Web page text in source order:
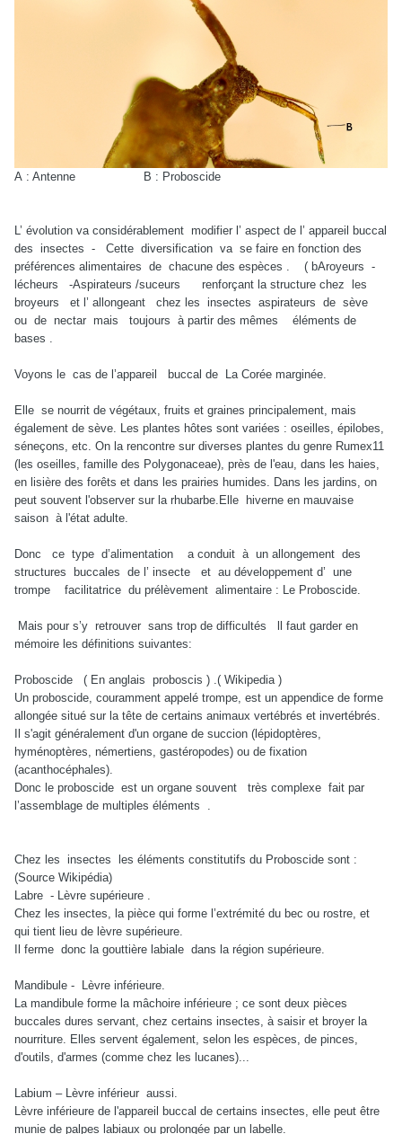
A : Antenne B : Proboscide
L’ évolution va considérablement modifier l’ aspect de l’ appareil buccal
des insectes - Cette diversification va se faire en fonction des
préférences alimentaires de chacune des espèces . ( bAroyeurs -
lécheurs -Aspirateurs /suceurs renforçant la structure chez les
broyeurs et l’ allongeant chez les insectes aspirateurs de sève
ou de nectar mais toujours à partir des mêmes éléments de
bases .
Voyons le cas de l’appareil buccal de La Corée marginée.
Elle se nourrit de végétaux, fruits et graines principalement, mais
également de sève. Les plantes hôtes sont variées : oseilles, épilobes,
séneçons, etc. On la rencontre sur diverses plantes du genre Rumex11
(les oseilles, famille des Polygonaceae), près de l'eau, dans les haies,
en lisière des forêts et dans les prairies humides. Dans les jardins, on
peut souvent l'observer sur la rhubarbe.Elle hiverne en mauvaise
saison à l'état adulte.
Donc ce type d’alimentation a conduit à un allongement des
structures buccales de l’ insecte et au développement d’ une
trompe facilitatrice du prélèvement alimentaire : Le Proboscide.
Mais pour s’y retrouver sans trop de difficultés ll faut garder en
mémoire les définitions suivantes:
Proboscide ( En anglais proboscis ) .( Wikipedia )
Un proboscide, couramment appelé trompe, est un appendice de forme
allongée situé sur la tête de certains animaux vertébrés et invertébrés.
Il s'agit généralement d'un organe de succion (lépidoptères,
hyménoptères, némertiens, gastéropodes) ou de fixation
(acanthocéphales).
Donc le proboscide est un organe souvent très complexe fait par
l’assemblage de multiples éléments .
Chez les insectes les éléments constitutifs du Proboscide sont :
(Source Wikipédia)
Labre - Lèvre supérieure .
Chez les insectes, la pièce qui forme l’extrémité du bec ou rostre, et
qui tient lieu de lèvre supérieure.
Il ferme donc la gouttière labiale dans la région supérieure.
Mandibule - Lèvre inférieure.
La mandibule forme la mâchoire inférieure ; ce sont deux pièces
buccales dures servant, chez certains insectes, à saisir et broyer la
nourriture. Elles servent également, selon les espèces, de pinces,
d'outils, d'armes (comme chez les lucanes)...
Labium – Lèvre inférieur aussi.
Lèvre inférieure de l'appareil buccal de certains insectes, elle peut être
munie de palpes labiaux ou prolongée par un labelle.